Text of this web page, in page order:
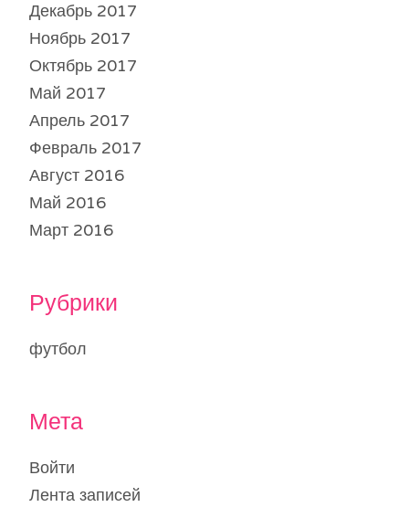
Декабрь 2017
Ноябрь 2017
Октябрь 2017
Май 2017
Апрель 2017
Февраль 2017
Август 2016
Май 2016
Март 2016
Рубрики
футбол
Мета
Войти
Лента записей